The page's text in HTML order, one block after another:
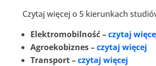
Czytaj więcej o 5 kierunkach
Elektromobilność –czytaj
Agroekobiznes –czytaj więcej
Transport –czytaj więcej